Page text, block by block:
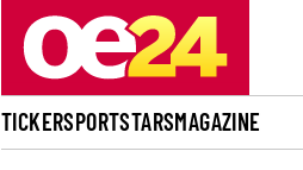
TICKERSPORTSTARSMAGAZINE